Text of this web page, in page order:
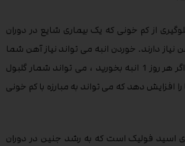
جلوگیری از کم خونی که یک بیماری شایع در دوران
نیاز دارند. خوردن انبه می تواند نیاز آهن شما
را برآورده کند. حتی اگر هر روز 1 انبه بخورید ، می تواند شمار گلبول
افزایش دهد که می تواند به مبارزه با کم خونی
اسید فولیک است که به رشد جنین در دوران